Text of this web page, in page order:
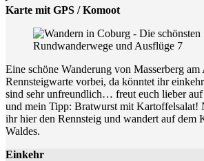
Karte mit GPS / Komoot
Eine schöne Wanderung von Masserberg am
Rennsteigwarte vorbei, da könntet ihr
sind sehr unfreundlich… freut euch lieber
und mein Tipp: Bratwurst mit Kartoffelsalat!
ihr hier den Rennsteig und wandert auf dem
Waldes.
Einkehr